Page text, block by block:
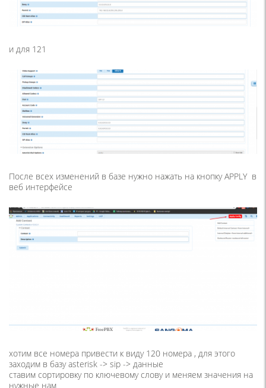
и для 121
После всех изменений в базе нужно нажать на кнопку APPLY в
веб интерфейсе
хотим все номера привести к виду 120 номера , для этого
заходим в базу asterisk -> sip -> данные
ставим сортировку по ключевому слову и меняем значения на
нужные нам